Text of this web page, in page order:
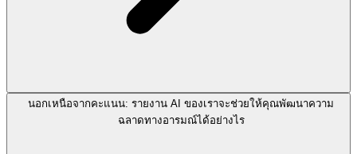
นอกเหนือจากคะแนน: รายงาน AI ของเราจะช่วยให้คุณพัฒนาความ
ฉลาดทางอารมณ์ได้อย่างไร